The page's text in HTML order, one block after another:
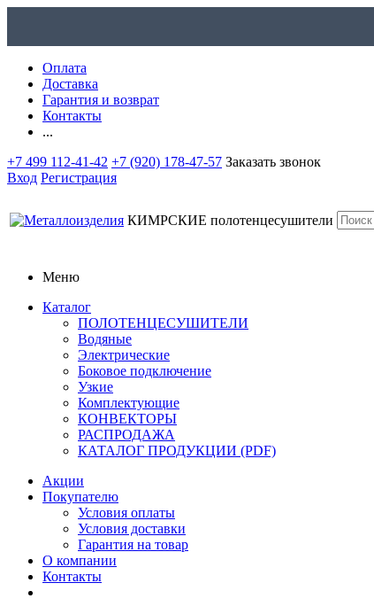
Оплата
Доставка
Гарантия и возврат
Контакты
...
+7 499 112-41-42 +7 (920) 178-47-57 Заказать звонок
Вход Регистрация
КИМРСКИЕ полотенцесушители
Меню
Каталог
ПОЛОТЕНЦЕСУШИТЕЛИ
Водяные
Электрические
Боковое подключение
Узкие
Комплектующие
КОНВЕКТОРЫ
РАСПРОДАЖА
КАТАЛОГ ПРОДУКЦИИ (PDF)
Акции
Покупателю
Условия оплаты
Условия доставки
Гарантия на товар
О компании
Контакты